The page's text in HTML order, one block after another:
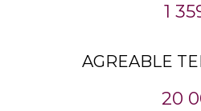
1
AGREABLE
20